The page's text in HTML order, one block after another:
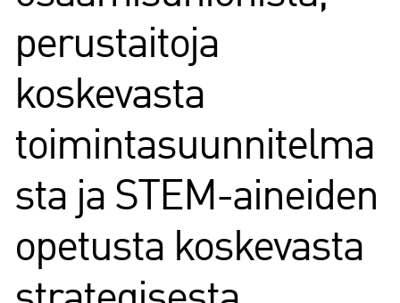
perustaitoja
koskevasta
toimintasuunnitelma
sta ja STEM-aineiden
opetusta koskevasta